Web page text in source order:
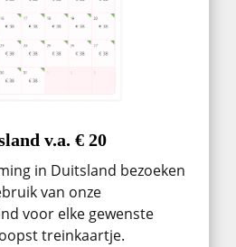
v.a. € 20
in Duitsland bezoeken
van onze
voor elke gewenste
treinkaartje.